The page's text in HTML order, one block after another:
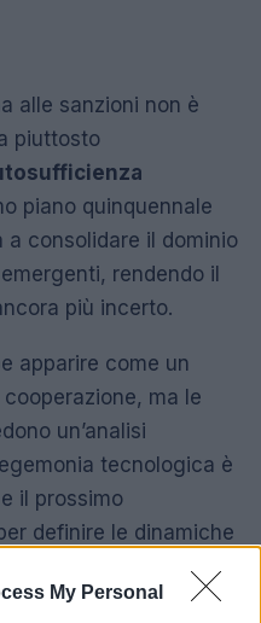
My Personal
alle sanzioni non è
piuttosto
piano quinquennale
a consolidare il dominio
rendendo il
più incerto.
apparire come un
ma le
un’analisi
tecnologica è
il prossimo
definire le dinamiche